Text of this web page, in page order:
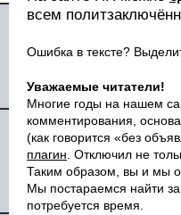
всем
Ошибка в тексте?
Уважаемые читатели!
Многие годы на нашем
комментирования,
(как говорится «без
плагин . Отключил не
Таким образом, вы и мы
Мы постараемся найти
потребуется время.